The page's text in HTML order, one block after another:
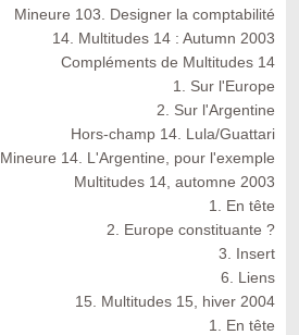
Mineure 103. Designer la comptabilité
14. Multitudes 14 : Autumn 2003
Compléments de Multitudes 14
1. Sur l'Europe
2. Sur l'Argentine
Hors-champ 14. Lula/Guattari
Mineure 14. L'Argentine, pour l'exemple
Multitudes 14, automne 2003
1. En tête
2. Europe constituante ?
3. Insert
6. Liens
15. Multitudes 15, hiver 2004
1. En tête